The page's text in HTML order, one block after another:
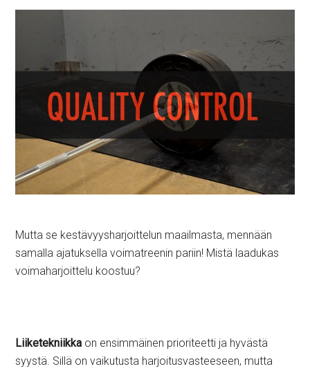
Mutta se kestävyysharjoittelun maailmasta, mennään
samalla ajatuksella voimatreenin pariin! Mistä laadukas
voimaharjoittelu koostuu?
Liiketekniikka on ensimmäinen prioriteetti ja hyvästä
syystä. Sillä on vaikutusta harjoitusvasteeseen, mutta